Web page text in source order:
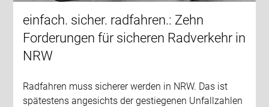
einfach. sicher. radfahren.: Zehn
Forderungen für sicheren Radverkehr in
NRW
Radfahren muss sicherer werden in NRW. Das ist
spätestens angesichts der gestiegenen Unfallzahlen